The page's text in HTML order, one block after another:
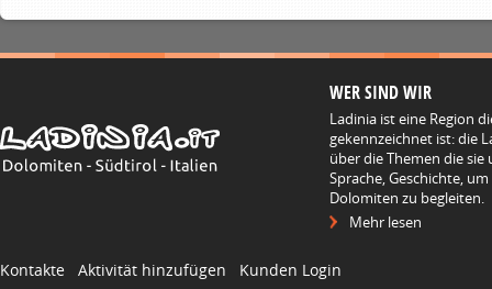
WER SIND WIR
Ladinia ist eine Region
gekennzeichnet ist: die
über die Themen die
Sprache, Geschichte,
Dolomiten zu begleiten.
Mehr lesen
Kontakte Aktivität hinzufügen Kunden Login